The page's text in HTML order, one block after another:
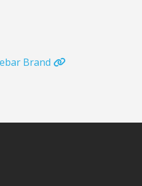
Brand